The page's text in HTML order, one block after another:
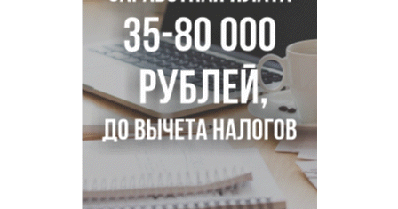
Условный срок получил бердский подросток за
мошенничество на 3,5 миллиона